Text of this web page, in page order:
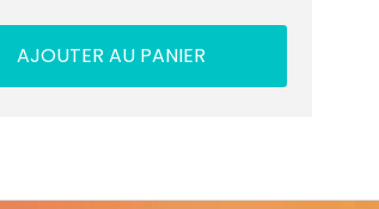
AJOUTER AU PANIER